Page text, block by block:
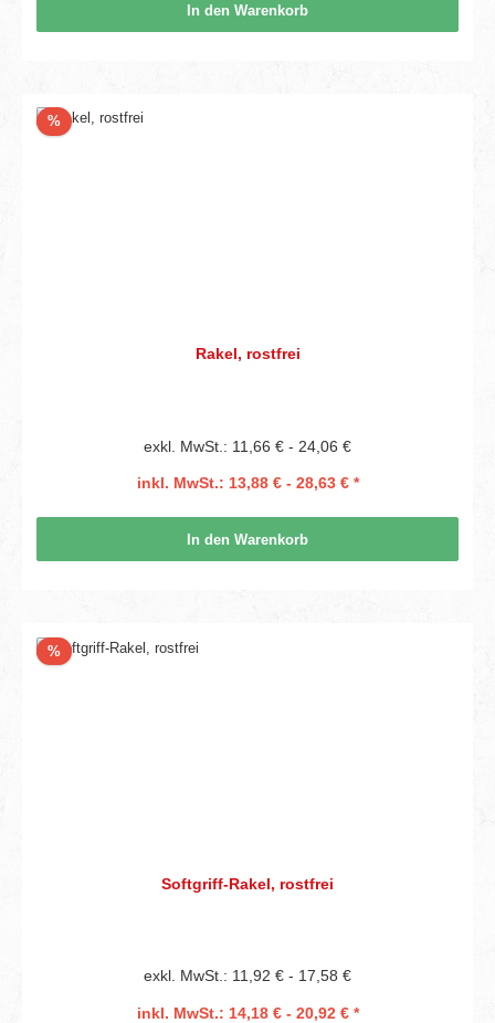
In den Warenkorb
%Rabatt
Rakel, rostfrei
exkl. MwSt.: 11,66 € - 24,06 €
inkl. MwSt.: 13,88 € - 28,63 € *
In den Warenkorb
%Rabatt
Softgriff-Rakel, rostfrei
exkl. MwSt.: 11,92 € - 17,58 €
inkl. MwSt.: 14,18 € - 20,92 € *